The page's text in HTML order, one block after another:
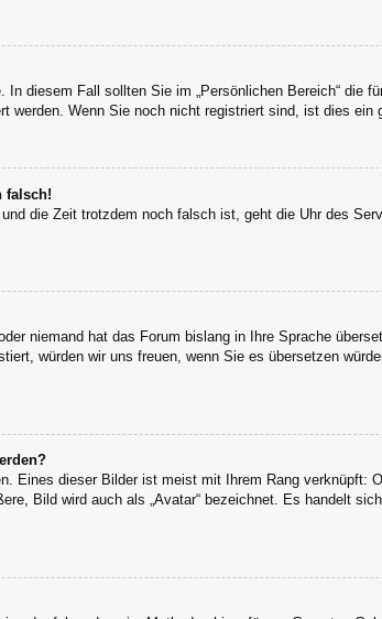
diesem Fall sollten Sie im „Persönlichen Bereich“ die
werden. Wenn Sie noch nicht registriert sind, ist dies ein
falsch!
die Zeit trotzdem noch falsch ist, geht die Uhr des
niemand hat das Forum bislang in Ihre Sprache
würden wir uns freuen, wenn Sie es übersetzen
Eines dieser Bilder ist meist mit Ihrem Rang verknüpft:
Bild wird auch als „Avatar“ bezeichnet. Es handelt